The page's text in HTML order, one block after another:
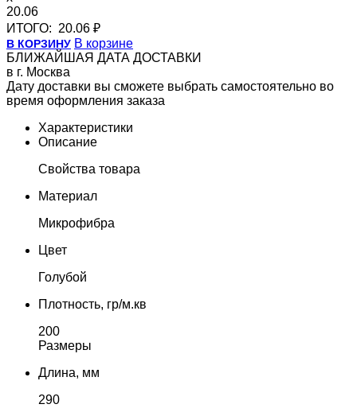
20.06
ИТОГО: 20.06 ₽
В КОРЗИНУ В корзине
БЛИЖАЙШАЯ ДАТА ДОСТАВКИ
в г. Москва
Дату доставки вы сможете выбрать самостоятельно во
время оформления заказа
Характеристики
Описание
Свойства товара
Материал
Микрофибра
Цвет
Голубой
Плотность, гр/м.кв
200
Размеры
Длина, мм
290